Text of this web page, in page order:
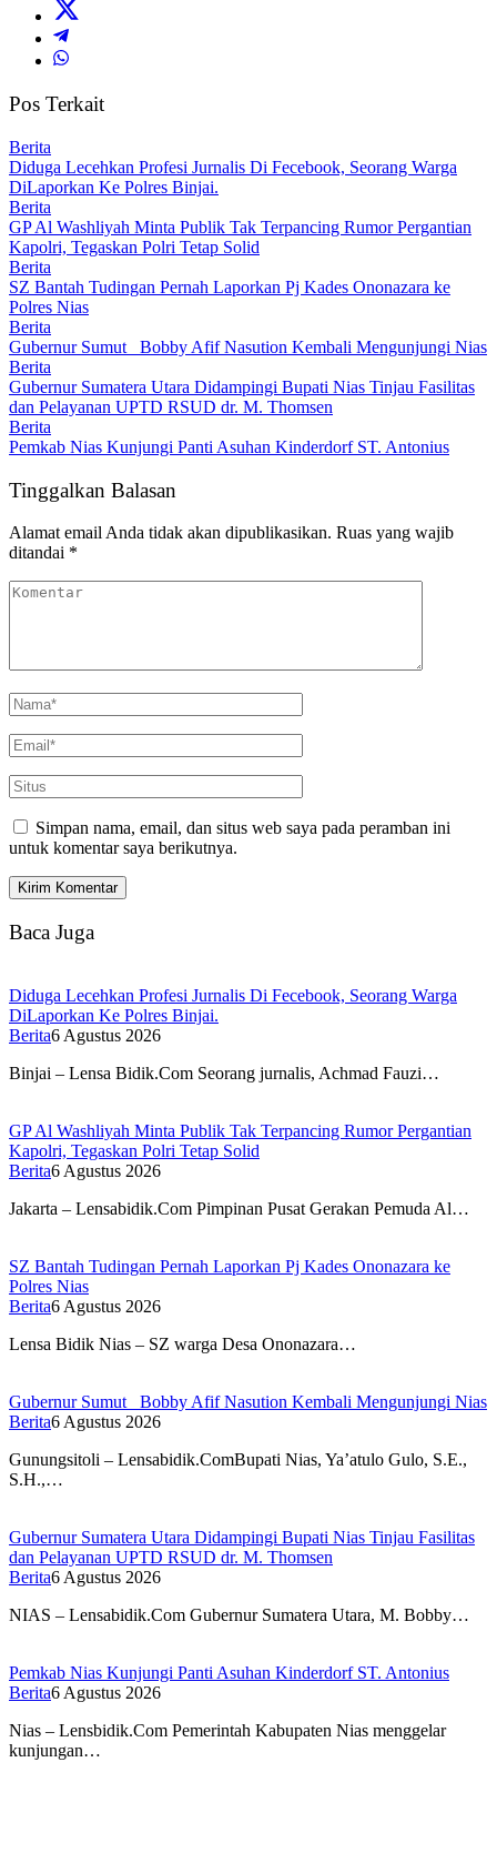
Pos Terkait
Berita
Diduga Lecehkan Profesi Jurnalis Di Fecebook, Seorang Warga
DiLaporkan Ke Polres Binjai.
Berita
GP Al Washliyah Minta Publik Tak Terpancing Rumor Pergantian
Kapolri, Tegaskan Polri Tetap Solid
Berita
SZ Bantah Tudingan Pernah Laporkan Pj Kades Ononazara ke
Polres Nias
Berita
Gubernur Sumut Bobby Afif Nasution Kembali Mengunjungi Nias
Berita
Gubernur Sumatera Utara Didampingi Bupati Nias Tinjau Fasilitas
dan Pelayanan UPTD RSUD dr. M. Thomsen
Berita
Pemkab Nias Kunjungi Panti Asuhan Kinderdorf ST. Antonius
Tinggalkan Balasan
Alamat email Anda tidak akan dipublikasikan. Ruas yang wajib
ditandai *
Simpan nama, email, dan situs web saya pada peramban ini
untuk komentar saya berikutnya.
Baca Juga
Diduga Lecehkan Profesi Jurnalis Di Fecebook, Seorang Warga
DiLaporkan Ke Polres Binjai.
Berita6 Agustus 2026
Binjai – Lensa Bidik.Com Seorang jurnalis, Achmad Fauzi…
GP Al Washliyah Minta Publik Tak Terpancing Rumor Pergantian
Kapolri, Tegaskan Polri Tetap Solid
Berita6 Agustus 2026
Jakarta – Lensabidik.Com Pimpinan Pusat Gerakan Pemuda Al…
SZ Bantah Tudingan Pernah Laporkan Pj Kades Ononazara ke
Polres Nias
Berita6 Agustus 2026
Lensa Bidik Nias – SZ warga Desa Ononazara…
Gubernur Sumut Bobby Afif Nasution Kembali Mengunjungi Nias
Berita6 Agustus 2026
Gunungsitoli – Lensabidik.ComBupati Nias, Ya’atulo Gulo, S.E.,
S.H.,…
Gubernur Sumatera Utara Didampingi Bupati Nias Tinjau Fasilitas
dan Pelayanan UPTD RSUD dr. M. Thomsen
Berita6 Agustus 2026
NIAS – Lensabidik.Com Gubernur Sumatera Utara, M. Bobby…
Pemkab Nias Kunjungi Panti Asuhan Kinderdorf ST. Antonius
Berita6 Agustus 2026
Nias – Lensbidik.Com Pemerintah Kabupaten Nias menggelar
kunjungan…